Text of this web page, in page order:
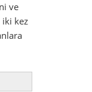
ve
iki kez